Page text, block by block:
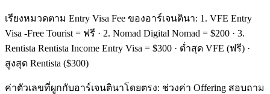
เรียงหมวดตาม Entry Visa Fee ของอาร์เจนตินา: 1. VFE Entry
Visa -Free Tourist = ฟรี · 2. Nomad Digital Nomad = $200 · 3.
Rentista Rentista Income Entry Visa = $300 · ต่ำสุด VFE (ฟรี) ·
สูงสุด Rentista ($300)
ค่าตัวเลขที่ผูกกับอาร์เจนตินาโดยตรง: ช่วงค่า Offering สอบถาม